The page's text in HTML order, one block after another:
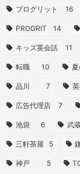
プログリット 16
PROGRIT 14
キッズ英会話 11
転職 10
品川 7
広告代理店 7
池袋 6 武
三軒茶屋 5
神戸 5